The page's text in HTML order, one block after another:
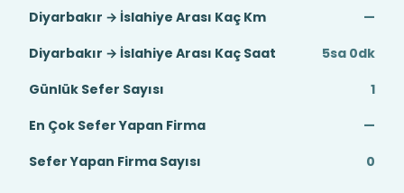
Diyarbakır → İslahiye Arası Kaç Km
—
Diyarbakır → İslahiye Arası Kaç Saat
5sa 0dk
Günlük Sefer Sayısı
1
En Çok Sefer Yapan Firma
—
Sefer Yapan Firma Sayısı
0